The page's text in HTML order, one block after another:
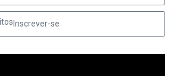
Inscrever-se